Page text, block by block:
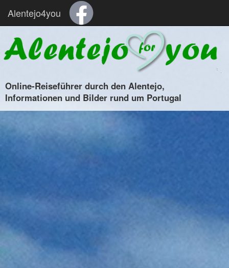
Alentejo4you
Online-Reiseführer durch den Alentejo,
Informationen und Bilder rund um Portugal